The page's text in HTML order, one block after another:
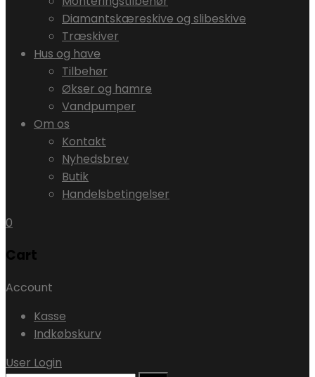
Diamantskæreskive og slibeskive
Træskiver
Hus og have
Tilbehør
Økser og hamre
Vandpumper
Om os
Kontakt
Nyhedsbrev
Butik
Handelsbetingelser
0
Cart
Account
Kasse
Indkøbskurv
User Login